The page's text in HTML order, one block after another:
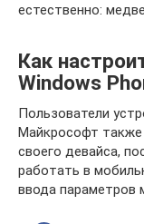
естественно:
Как
Windows
Пользователи
Майкрософт также
своего девайса,
работать в
ввода параметров